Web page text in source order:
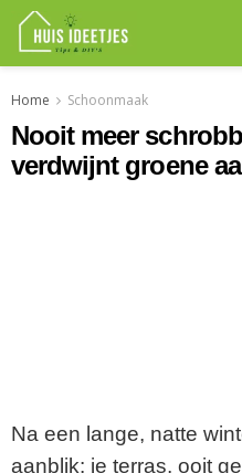
Home Schoonmaak
Nooit meer
verdwijnt groene
Na een lange, natte
aanblik: je terras, ooit